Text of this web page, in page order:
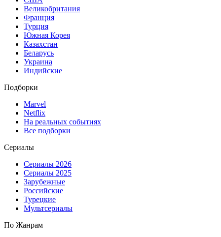
Великобритания
Франция
Турция
Южная Корея
Казахстан
Беларусь
Украина
Индийские
Подборки
Marvel
Netflix
На реальных событиях
Все подборки
Сериалы
Сериалы 2026
Сериалы 2025
Зарубежные
Российские
Турецкие
Мультсериалы
По Жанрам